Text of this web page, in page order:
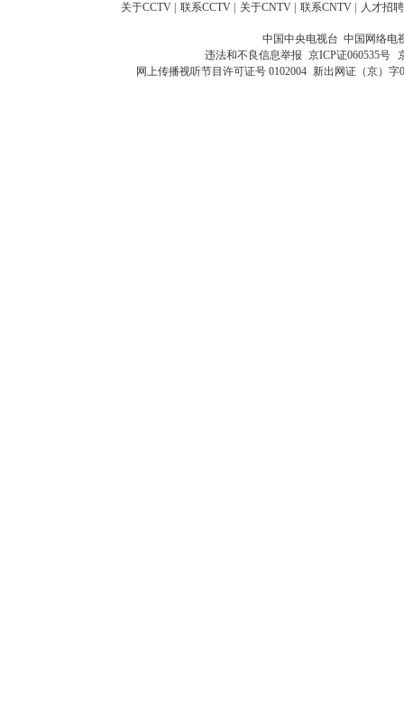
关于CCTV 联系CCTV 关于CNTV 联系CNTV 人才招聘
中国中央电视台 中国网络电
违法和不良信息举报 京ICP证060535号
网上传播视听节目许可证号 0102004 新出网证（京）